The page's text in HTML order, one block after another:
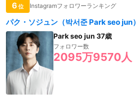
6 位 Instagramフォロワーランキング
パク・ソジュン（박서준 Park seo jun）
Park seo jun 37歳
フォロワー数
2095万9570人